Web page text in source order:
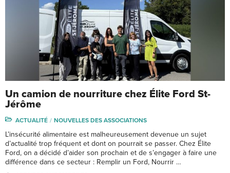
Un camion de nourriture chez Élite Ford St-
Jérôme
ACTUALITÉ NOUVELLES DES ASSOCIATIONS
L’insécurité alimentaire est malheureusement devenue un sujet
d’actualité trop fréquent et dont on pourrait se passer. Chez Élite
Ford, on a décidé d’aider son prochain et de s’engager à faire une
différence dans ce secteur : Remplir un Ford, Nourrir …